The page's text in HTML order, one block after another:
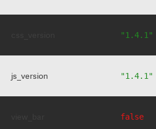
"1.4.1"
js_version "1.4.1"
false